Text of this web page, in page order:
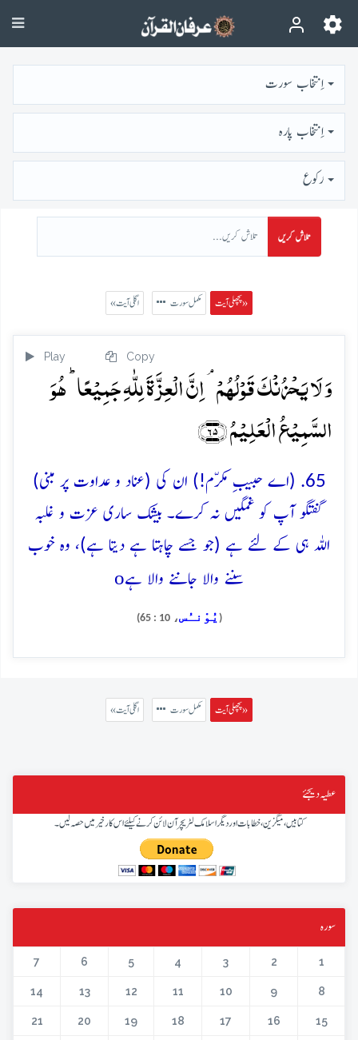
اِنتخاب سورت
اِنتخاب پارہ
رُكوع
تلاش کریں
پچھلی آیت » مکمل سورت « اگلی آیت
Play Copy
وَ لَا یَحۡزُنۡکَ قَوۡلُہُمۡ ۘ اِنَّ الۡعِزَّۃَ لِلّٰہِ جَمِیۡعًا ؕ ہُوَ
السَّمِیۡعُ الۡعَلِیۡمُ ﴿۶۵﴾
65. (اے حبیبِ مکرّم!) ان کی (عناد و عداوت پر مبنی)
گفتگو آپ کو غمگین نہ کرے۔ بیشک ساری عزت و غلبہ
اللہ ہی کے لئے ہے (جو جسے چاہتا ہے دیتا ہے)، وہ خوب
سننے والا جاننے والا ہےo
( يُوْنـُس، 10 : 65)
پچھلی آیت » مکمل سورت « اگلی آیت
عطیہ دیجئے
کتابیں، میگزین، خطابات اور دیگر اسلامک لٹریچر آن لائن کرنے کیلئے اس کار خیر میں حصہ لیں۔
سورہ
1
2
3
4
5
6
7
8
9
10
11
12
13
14
15
16
17
18
19
20
21